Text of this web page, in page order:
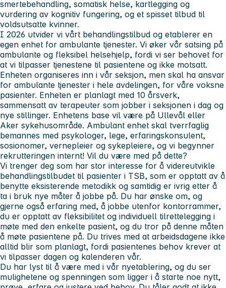
smertebehandling, somatisk helse, kartlegging og
vurdering av kognitiv fungering, og et spisset tilbud til
voldsutsatte kvinner.
I 2026 utvider vi vårt behandlingstilbud og etablerer en
egen enhet for ambulante tjenester. Vi øker vår satsing på
ambulante og fleksibel helsehjelp, fordi vi ser behovet for
at vi tilpasser tjenestene til pasientene og ikke motsatt.
Enheten organiseres inn i vår seksjon, men skal ha ansvar
for ambulante tjenester i hele avdelingen, for våre voksne
pasienter. Enheten er planlagt med 10 årsverk,
sammensatt av terapeuter som jobber i seksjonen i dag og
nye stillinger. Enhetens base vil være på Ullevål eller
Aker sykehusområde. Ambulant enhet skal tverrfaglig
bemannes med psykologer, lege, erfaringskonsulent,
sosionomer, vernepleier og sykepleiere, og vi begynner
rekrutteringen internt! Vil du være med på dette?
Vi trenger deg som har stor interesse for å videreutvikle
behandlingstilbudet til pasienter i TSB, som er opptatt av å
benytte eksisterende metodikk og samtidig er ivrig etter å
ta i bruk nye måter å jobbe på. Du har ønske om, og
gjerne også erfaring med, å jobbe utenfor kontorrammer,
du er opptatt av fleksibilitet og individuell tilrettelegging i
møte med den enkelte pasient, og du tror på denne måten
å møte pasientene på. Du trives med at arbeidsdagene ikke
alltid blir som planlagt, fordi pasientenes behov krever at
vi tilpasser dagen og kalenderen vår.
Du har lyst til å være med i vår nyetablering, og du ser
mulighetene og spenningen som ligger i å starte noe nytt,